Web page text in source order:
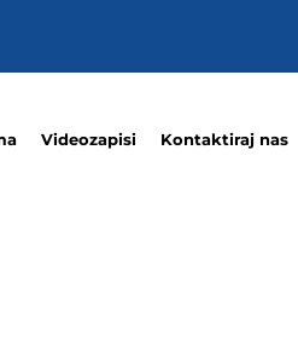
Videozapisi Kontaktiraj nas